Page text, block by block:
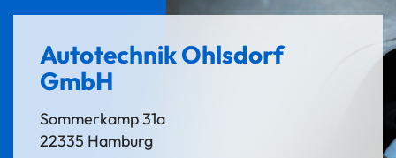
Autotechnik Ohlsdorf
GmbH
Sommerkamp 31a
22335 Hamburg